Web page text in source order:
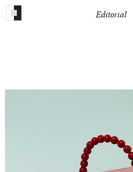
Editorial